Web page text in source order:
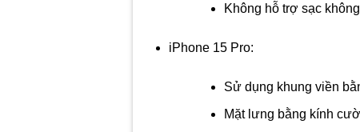
Không hỗ trợ sạc
iPhone 15 Pro:
Sử dụng khung viền
Mặt lưng bằng kính